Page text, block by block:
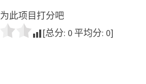
为此项目打分吧
[总分: 0 平均分: 0]